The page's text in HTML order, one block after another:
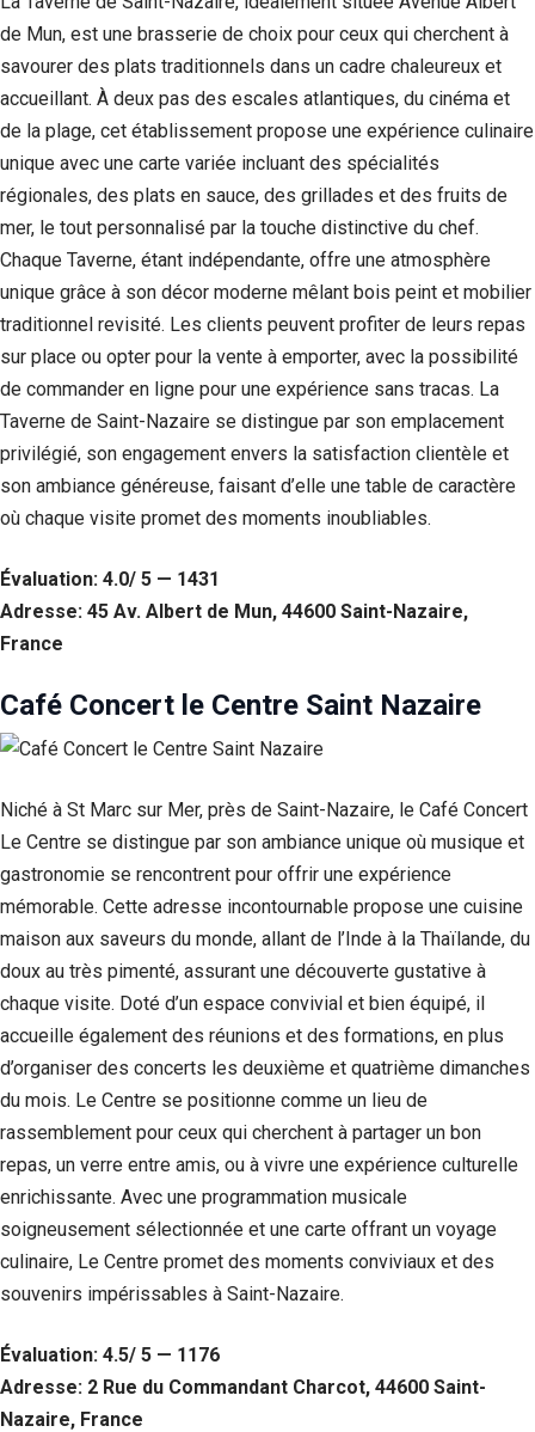
de Mun, est une brasserie de choix pour ceux qui cherchent à
savourer des plats traditionnels dans un cadre chaleureux et
accueillant. À deux pas des escales atlantiques, du cinéma et
de la plage, cet établissement propose une expérience culinaire
unique avec une carte variée incluant des spécialités
régionales, des plats en sauce, des grillades et des fruits de
mer, le tout personnalisé par la touche distinctive du chef.
Chaque Taverne, étant indépendante, offre une atmosphère
unique grâce à son décor moderne mêlant bois peint et mobilier
traditionnel revisité. Les clients peuvent profiter de leurs repas
sur place ou opter pour la vente à emporter, avec la possibilité
de commander en ligne pour une expérience sans tracas. La
Taverne de Saint-Nazaire se distingue par son emplacement
privilégié, son engagement envers la satisfaction clientèle et
son ambiance généreuse, faisant d’elle une table de caractère
où chaque visite promet des moments inoubliables.
Évaluation: 4.0/ 5 — 1431
Adresse: 45 Av. Albert de Mun, 44600 Saint-Nazaire,
France
Café Concert le Centre Saint Nazaire
Niché à St Marc sur Mer, près de Saint-Nazaire, le Café Concert
Le Centre se distingue par son ambiance unique où musique et
gastronomie se rencontrent pour offrir une expérience
mémorable. Cette adresse incontournable propose une cuisine
maison aux saveurs du monde, allant de l’Inde à la Thaïlande, du
doux au très pimenté, assurant une découverte gustative à
chaque visite. Doté d’un espace convivial et bien équipé, il
accueille également des réunions et des formations, en plus
d’organiser des concerts les deuxième et quatrième dimanches
du mois. Le Centre se positionne comme un lieu de
rassemblement pour ceux qui cherchent à partager un bon
repas, un verre entre amis, ou à vivre une expérience culturelle
enrichissante. Avec une programmation musicale
soigneusement sélectionnée et une carte offrant un voyage
culinaire, Le Centre promet des moments conviviaux et des
souvenirs impérissables à Saint-Nazaire.
Évaluation: 4.5/ 5 — 1176
Adresse: 2 Rue du Commandant Charcot, 44600 Saint-
Nazaire, France
Nécessaire
Ces cookies ne
sont pas
sont
nécessaires au
du site Web.
Statistiques
nous
puissions
fonctionnalité
et la structure
en fonction
dont le site
utilisé.
Afin que notre
site Web
fonctionne
aussi bien que
possible lors
de votre visite.
Si vous
refusez ces
cookies,
certaines
fonctionnalités
disparaîtront
du site Web.
Marketing
votre intérêt et
comportement
lorsque vous